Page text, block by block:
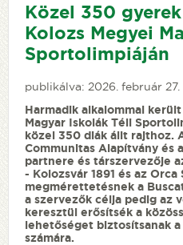
Közel 350
Kolozs Megyei
Sportolimpiáján
publikálva: 2026. február
Harmadik alkalommal
Magyar Iskolák Téli
közel 350 diák állt rajthoz.
Communitas Alapítvány és
partnere és társzervezője
- Kolozsvár 1891 és az
megmérettetésnek a
a szervezők célja pedig az
keresztül erősítsék a
lehetőséget biztosítsanak
számára.